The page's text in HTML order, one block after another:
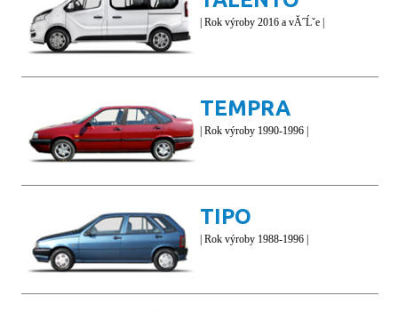
| Rok výroby 2016 a vĂ˝Ĺˇe |
TEMPRA
| Rok výroby 1990-1996 |
TIPO
| Rok výroby 1988-1996 |